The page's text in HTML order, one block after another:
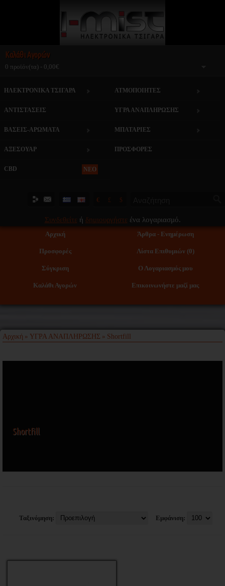
Καλάθι Αγορών
0 προϊόν(τα) - 0,00€
ΗΛΕΚΤΡΟΝΙΚΑ ΤΣΙΓΑΡΑ ΑΤΜΟΠΟΙΗΤΕΣ
ΑΝΤΙΣΤΑΣΕΙΣ ΥΓΡΑ ΑΝΑΠΛΗΡΩΣΗΣ
ΒΑΣΕΙΣ-ΑΡΩΜΑΤΑ ΜΠΑΤΑΡΙΕΣ
ΑΞΕΣΟΥΑΡ ΠΡΟΣΦΟΡΕΣ
NEO
CBD
€ £ $
Συνδεθείτε ή δημιουργήστε ένα λογαριασμό.
Αρχική Άρθρα - Ενημέρωση
Προσφορές Λίστα Επιθυμιών (0)
Σύγκριση Ο Λογαριασμός μου
Καλάθι Αγορών Επικοινωνήστε μαζί μας
Αρχική » ΥΓΡΑ ΑΝΑΠΛΗΡΩΣΗΣ » Shortfill
Shortfill
Εμφάνιση:
Ταξινόμηση: